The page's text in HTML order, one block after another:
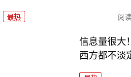
最热 阅读
信息量很大
西方都不淡